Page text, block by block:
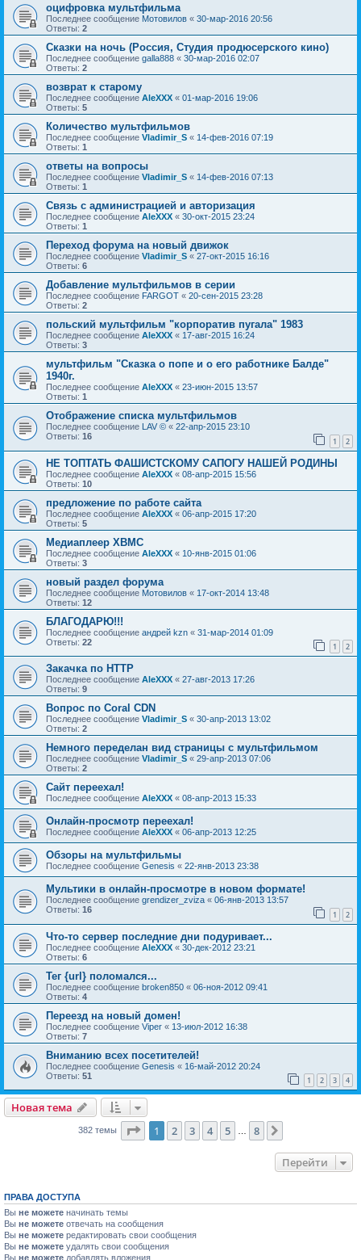
оцифровка мультфильма
Последнее сообщение Мотовилов « 30-мар-2016 20:56
Ответы: 2
Сказки на ночь (Россия, Студия продюсерского кино)
Последнее сообщение galla888 « 30-мар-2016 02:07
Ответы: 2
возврат к старому
Последнее сообщение AleXXX « 01-мар-2016 19:06
Ответы: 5
Количество мультфильмов
Последнее сообщение Vladimir_S « 14-фев-2016 07:19
Ответы: 1
ответы на вопросы
Последнее сообщение Vladimir_S « 14-фев-2016 07:13
Ответы: 1
Связь с администрацией и авторизация
Последнее сообщение AleXXX « 30-окт-2015 23:24
Ответы: 1
Переход форума на новый движок
Последнее сообщение Vladimir_S « 27-окт-2015 16:16
Ответы: 6
Добавление мультфильмов в серии
Последнее сообщение FARGOT « 20-сен-2015 23:28
Ответы: 2
польский мультфильм "корпоратив пугала" 1983
Последнее сообщение AleXXX « 17-авг-2015 16:24
Ответы: 3
мультфильм "Сказка о попе и о его работнике Балде"
1940г.
Последнее сообщение AleXXX « 23-июн-2015 13:57
Ответы: 1
Отображение списка мультфильмов
Последнее сообщение LAV © « 22-апр-2015 23:10
Ответы: 16 1 2
НЕ ТОПТАТЬ ФАШИСТСКОМУ САПОГУ НАШЕЙ РОДИНЫ
Последнее сообщение AleXXX « 08-апр-2015 15:56
Ответы: 10
предложение по работе сайта
Последнее сообщение AleXXX « 06-апр-2015 17:20
Ответы: 5
Медиаплеер XBMC
Последнее сообщение AleXXX « 10-янв-2015 01:06
Ответы: 3
новый раздел форума
Последнее сообщение Мотовилов « 17-окт-2014 13:48
Ответы: 12
БЛАГОДАРЮ!!!
Последнее сообщение андрей kzn « 31-мар-2014 01:09
Ответы: 22 1 2
Закачка по HTTP
Последнее сообщение AleXXX « 27-авг-2013 17:26
Ответы: 9
Вопрос по Coral CDN
Последнее сообщение Vladimir_S « 30-апр-2013 13:02
Ответы: 2
Немного переделан вид страницы с мультфильмом
Последнее сообщение Vladimir_S « 29-апр-2013 07:06
Ответы: 2
Сайт переехал!
Последнее сообщение AleXXX « 08-апр-2013 15:33
Онлайн-просмотр переехал!
Последнее сообщение AleXXX « 06-апр-2013 12:25
Обзоры на мультфильмы
Последнее сообщение Genesis « 22-янв-2013 23:38
Мультики в онлайн-просмотре в новом формате!
Последнее сообщение grendizer_zviza « 06-янв-2013 13:57
Ответы: 16 1 2
Что-то сервер последние дни подуривает...
Последнее сообщение AleXXX « 30-дек-2012 23:21
Ответы: 6
Тег {url} поломался...
Последнее сообщение broken850 « 06-ноя-2012 09:41
Ответы: 4
Переезд на новый домен!
Последнее сообщение Viper « 13-июл-2012 16:38
Ответы: 7
Вниманию всех посетителей!
Последнее сообщение Genesis « 16-май-2012 20:24
Ответы: 51 1 2 3 4
Новая тема
382 темы Страница из
1 2 3 4 5 … 8
Перейти
ПРАВА ДОСТУПА
Вы не можете начинать темы
Вы не можете отвечать на сообщения
Вы не можете редактировать свои сообщения
Вы не можете удалять свои сообщения
Вы не можете добавлять вложения